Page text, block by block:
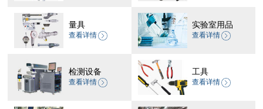
量具
查看详情
实验室用品
查看详情
检测设备
查看详情
工具
查看详情